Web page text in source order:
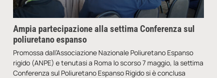
Ampia partecipazione alla settima Conferenza sul
poliuretano espanso
Promossa dall’Associazione Nazionale Poliuretano Espanso
rigido (ANPE) e tenutasi a Roma lo scorso 7 maggio, la settima
Conferenza sul Poliuretano Espanso Rigido si è conclusa